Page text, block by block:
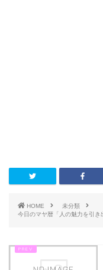
HOME
未分類
今日のマヤ暦「人の魅力を引